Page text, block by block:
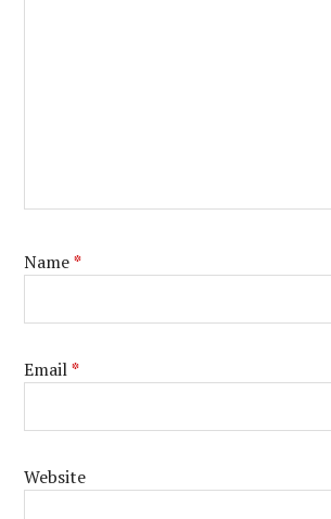
Name*
Email*
Website